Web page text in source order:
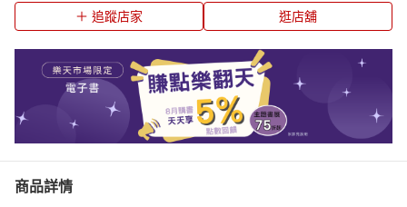
追蹤店家 逛店舖
商品詳情